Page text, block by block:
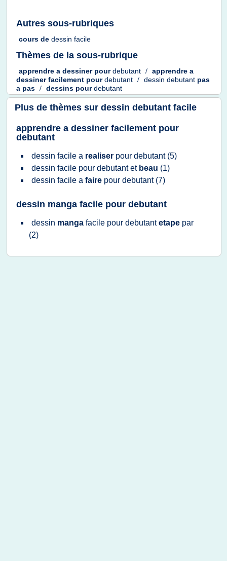
Autres sous-rubriques
cours de dessin facile
Thèmes de la sous-rubrique
apprendre a dessiner pourdebutant / apprendre a
dessiner facilement pourdebutant / dessin debutant pas
a pas / dessins pourdebutant
Plus de thèmes sur dessin debutant facile
apprendre a dessiner facilement pour
debutant
dessin facile a realiser pour debutant (5)
dessin facile pour debutantet beau (1)
dessin facile a faire pour debutant (7)
dessin manga facile pour debutant
dessin manga facile pour debutantetape par
(2)